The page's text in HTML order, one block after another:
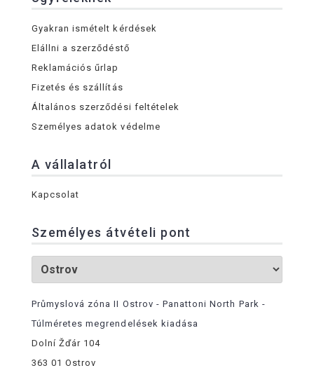
Gyakran ismételt kérdések
Elállni a szerződéstő
Reklamációs űrlap
Fizetés és szállítás
Általános szerződési feltételek
Személyes adatok védelme
A vállalatról
Kapcsolat
Személyes átvételi pont
Průmyslová zóna II Ostrov - Panattoni North Park -
Túlméretes megrendelések kiadása
Dolní Žďár 104
363 01 Ostrov